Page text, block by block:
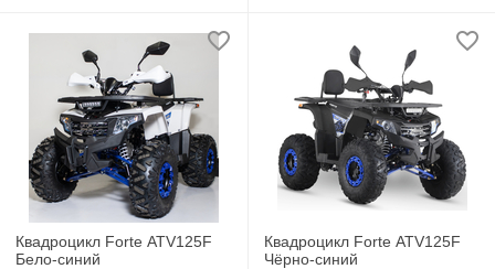
Квадроцикл Forte ATV125F
Бело-синий
Квадроцикл Forte ATV125F
Чёрно-синий